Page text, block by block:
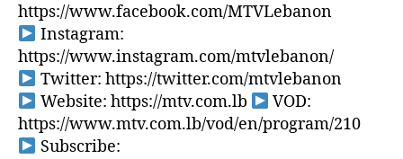
https://www.facebook.com/MTVLebanon
Instagram:
https://www.instagram.com/mtvlebanon/
Twitter: https://twitter.com/mtvlebanon
Website: https://mtv.com.lb
VOD:
https://www.mtv.com.lb/vod/en/program/210
Subscribe: